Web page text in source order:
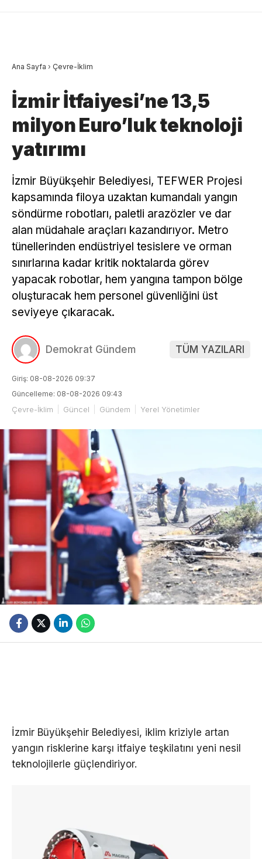
Ana Sayfa › Çevre-İklim
İzmir İtfaiyesi’ne 13,5
milyon Euro’luk teknoloji
yatırımı
İzmir Büyükşehir Belediyesi, TEFWER Projesi
kapsamında filoya uzaktan kumandalı yangın
söndürme robotları, paletli arazözler ve dar
alan müdahale araçları kazandırıyor. Metro
tünellerinden endüstriyel tesislere ve orman
sınırlarına kadar kritik noktalarda görev
yapacak robotlar, hem yangına tampon bölge
oluşturacak hem personel güvenliğini üst
seviyeye çıkaracak.
Demokrat Gündem TÜM YAZILARI
Giriş: 08-08-2026 09:37
Güncelleme: 08-08-2026 09:43
Çevre-İklim Güncel Gündem Yerel Yönetimler
İzmir Büyükşehir Belediyesi, iklim kriziyle artan
yangın risklerine karşı itfaiye teşkilatını yeni nesil
teknolojilerle güçlendiriyor.